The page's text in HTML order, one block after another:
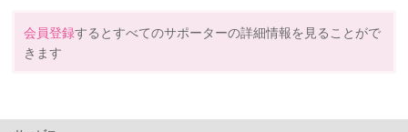
会員登録するとすべてのサポーターの詳細情報を見ることがで
きます